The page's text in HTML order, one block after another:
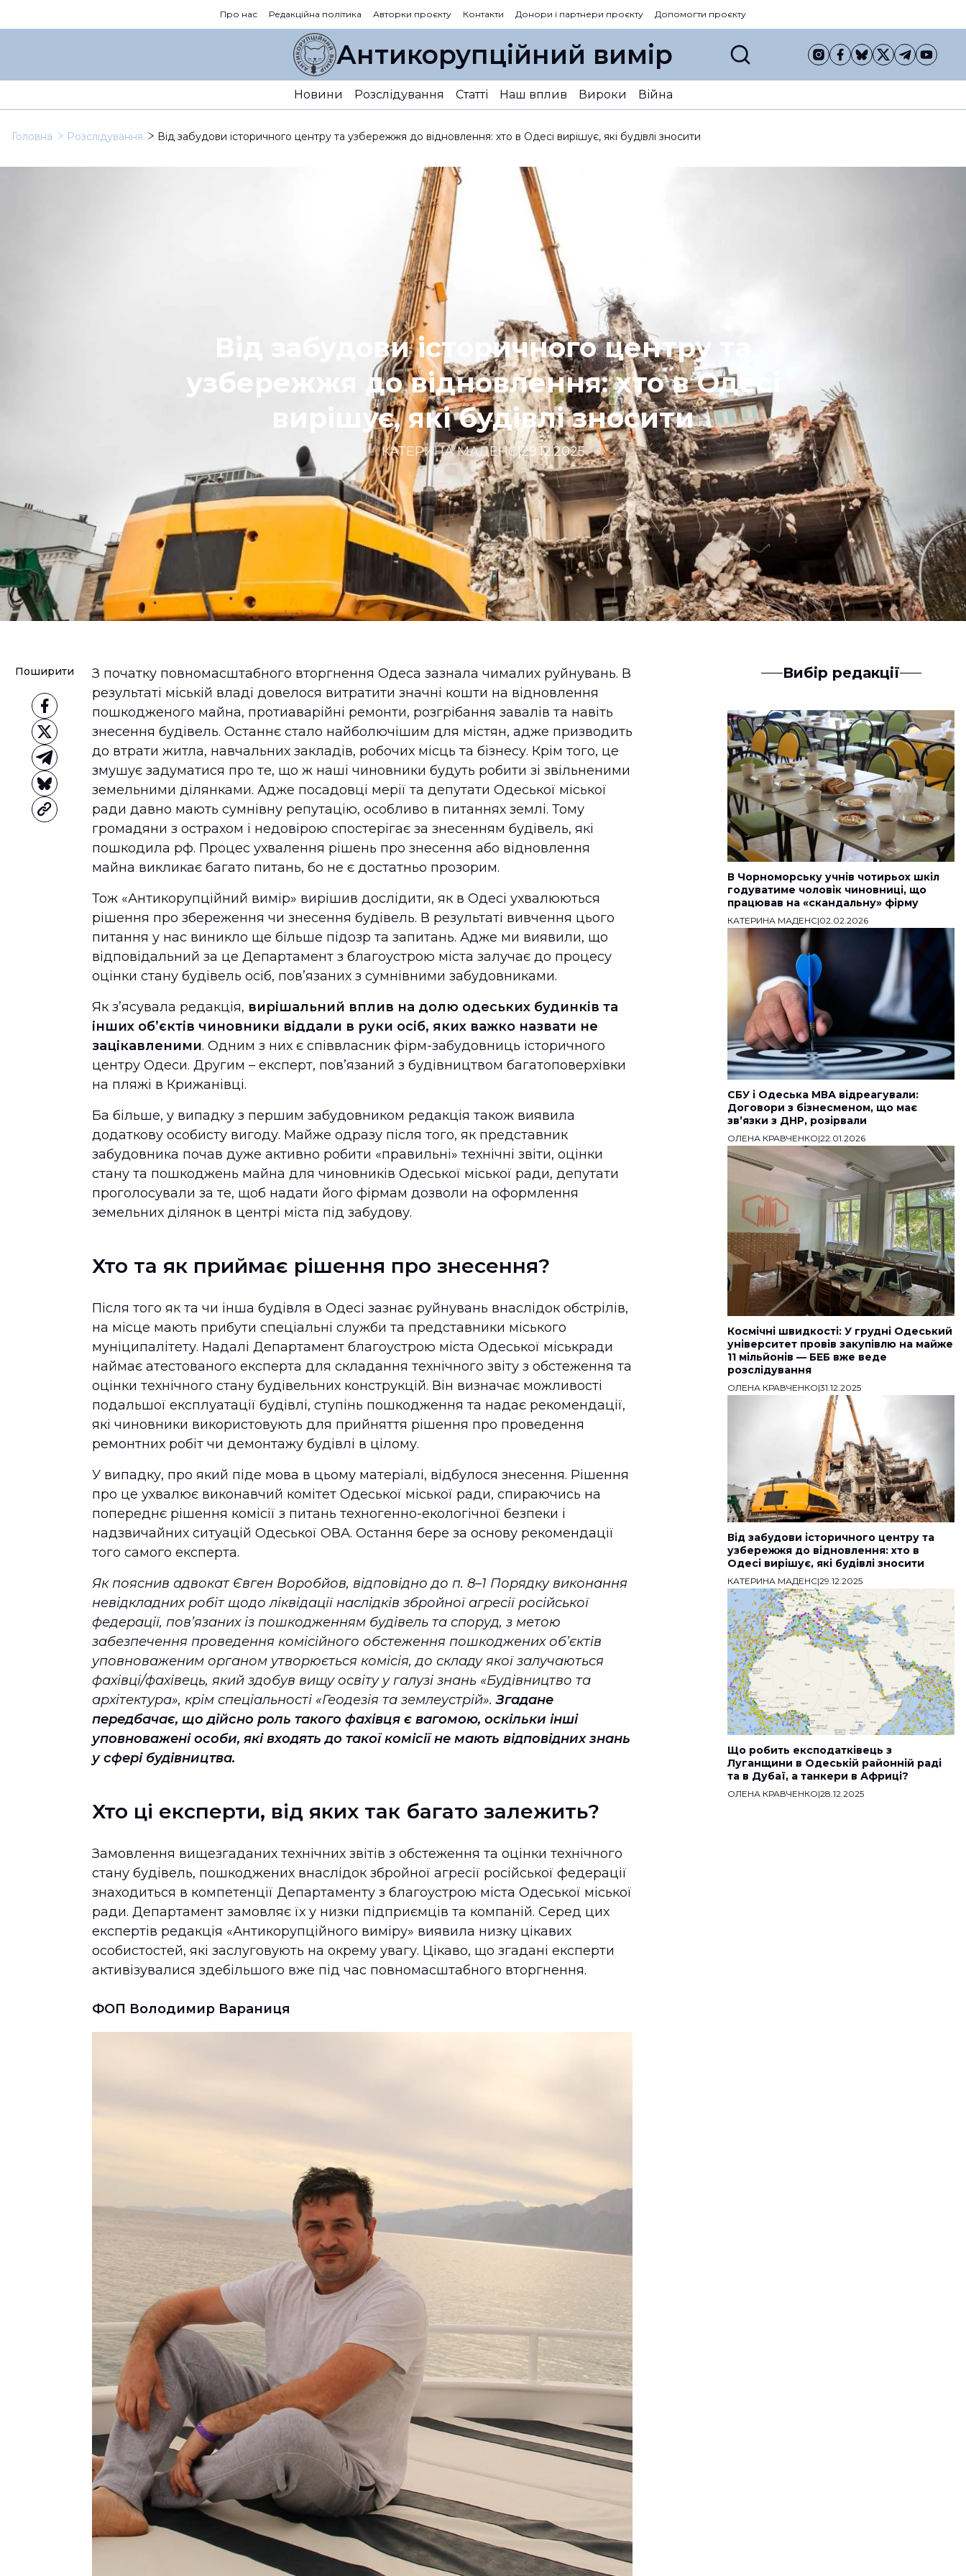
Про нас Редакційна політика Авторки проєкту Контакти Донори і партнери проєкту Допомогти проєкту
Антикорупційний вимір
Новини Розслідування Статті Наш вплив Вироки Війна
Головна Розслідування Від забудови історичного центру та узбережжя до відновлення: хто в Одесі вирішує, які будівлі зносити
Від забудови історичного центру та
узбережжя до відновлення: хто в Одесі
вирішує, які будівлі зносити
КАТЕРИНА МАДЕНС|29.12.2025
Поширити
З початку повномасштабного вторгнення Одеса зазнала чималих руйнувань. В
результаті міській владі довелося витратити значні кошти на відновлення
пошкодженого майна, протиаварійні ремонти, розгрібання завалів та навіть
знесення будівель. Останнє стало найболючішим для містян, адже призводить
до втрати житла, навчальних закладів, робочих місць та бізнесу. Крім того, це
змушує задуматися про те, що ж наші чиновники будуть робити зі звільненими
земельними ділянками. Адже посадовці мерії та депутати Одеської міської
ради давно мають сумнівну репутацію, особливо в питаннях землі. Тому
громадяни з острахом і недовірою спостерігає за знесенням будівель, які
пошкодила рф. Процес ухвалення рішень про знесення або відновлення
майна викликає багато питань, бо не є достатньо прозорим.
Тож «Антикорупційний вимір» вирішив дослідити, як в Одесі ухвалюються
рішення про збереження чи знесення будівель. В результаті вивчення цього
питання у нас виникло ще більше підозр та запитань. Адже ми виявили, що
відповідальний за це Департамент з благоустрою міста залучає до процесу
оцінки стану будівель осіб, повʼязаних з сумнівними забудовниками.
Як зʼясувала редакція, вирішальний вплив на долю одеських будинків та
інших обʼєктів чиновники віддали в руки осіб, яких важко назвати не
зацікавленими. Одним з них є співвласник фірм-забудовниць історичного
центру Одеси. Другим – експерт, повʼязаний з будівництвом багатоповерхівки
на пляжі в Крижанівці.
Ба більше, у випадку з першим забудовником редакція також виявила
додаткову особисту вигоду. Майже одразу після того, як представник
забудовника почав дуже активно робити «правильні» технічні звіти, оцінки
стану та пошкоджень майна для чиновників Одеської міської ради, депутати
проголосували за те, щоб надати його фірмам дозволи на оформлення
земельних ділянок в центрі міста під забудову.
Хто та як приймає рішення про знесення?
Після того як та чи інша будівля в Одесі зазнає руйнувань внаслідок обстрілів,
на місце мають прибути спеціальні служби та представники міського
муніципалітету. Надалі Департамент благоустрою міста Одеської міськради
наймає атестованого експерта для складання технічного звіту з обстеження та
оцінки технічного стану будівельних конструкцій. Він визначає можливості
подальшої експлуатації будівлі, ступінь пошкодження та надає рекомендації,
які чиновники використовують для прийняття рішення про проведення
ремонтних робіт чи демонтажу будівлі в цілому.
У випадку, про який піде мова в цьому матеріалі, відбулося знесення. Рішення
про це ухвалює виконавчий комітет Одеської міської ради, спираючись на
попереднє рішення комісії з питань техногенно-екологічної безпеки і
надзвичайних ситуацій Одеської ОВА. Остання бере за основу рекомендації
того самого експерта.
Як пояснив адвокат Євген Воробйов, відповідно до п. 8–1 Порядку виконання
невідкладних робіт щодо ліквідації наслідків збройної агресії російської
федерації, пов’язаних із пошкодженням будівель та споруд, з метою
забезпечення проведення комісійного обстеження пошкоджених об’єктів
уповноваженим органом утворюється комісія, до складу якої залучаються
фахівці/фахівець, який здобув вищу освіту у галузі знань «Будівництво та
архітектура», крім спеціальності «Геодезія та землеустрій».Згадане
передбачає, що дійсно роль такого фахівця є вагомою, оскільки інші
уповноважені особи, які входять до такої комісії не мають відповідних знань
у сфері будівництва.
Хто ці експерти, від яких так багато залежить?
Замовлення вищезгаданих технічних звітів з обстеження та оцінки технічного
стану будівель, пошкоджених внаслідок збройної агресії російської федерації
знаходиться в компетенції Департаменту з благоустрою міста Одеської міської
ради. Департамент замовляє їх у низки підприємців та компаній. Серед цих
експертів редакція «Антикорупційного виміру» виявила низку цікавих
особистостей, які заслуговують на окрему увагу. Цікаво, що згадані експерти
активізувалися здебільшого вже під час повномасштабного вторгнення.
ФОП Володимир Вараниця
Вибір редакції
В Чорноморську учнів чотирьох шкіл
годуватиме чоловік чиновниці, що
працював на «скандальну» фірму
КАТЕРИНА МАДЕНС|02.02.2026
СБУ і Одеська МВА відреагували:
Договори з бізнесменом, що має
звʼязки з ДНР, розірвали
ОЛЕНА КРАВЧЕНКО|22.01.2026
Космічні швидкості: У грудні Одеський
університет провів закупівлю на майже
11 мільйонів — БЕБ вже веде
розслідування
ОЛЕНА КРАВЧЕНКО|31.12.2025
Від забудови історичного центру та
узбережжя до відновлення: хто в
Одесі вирішує, які будівлі зносити
КАТЕРИНА МАДЕНС|29.12.2025
Що робить експодатківець з
Луганщини в Одеській районній раді
та в Дубаї, а танкери в Африці?
ОЛЕНА КРАВЧЕНКО|28.12.2025